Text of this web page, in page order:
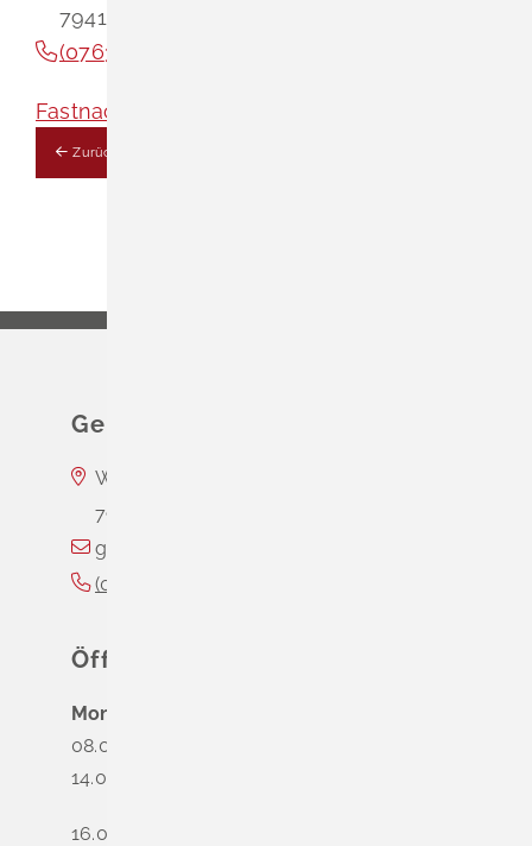
79418
(07635) 15
Fastnacht Vereine
Zurück
Gemeinde Schliengen
Wasserschloss Entenstein
79418
gemeinde@schliengen.de
(0
Öffnungszeiten
Montag
08.00 - 12.00 Uhr
14.00 - 16.00 Uhr
16.00 - 18.00 Uhr